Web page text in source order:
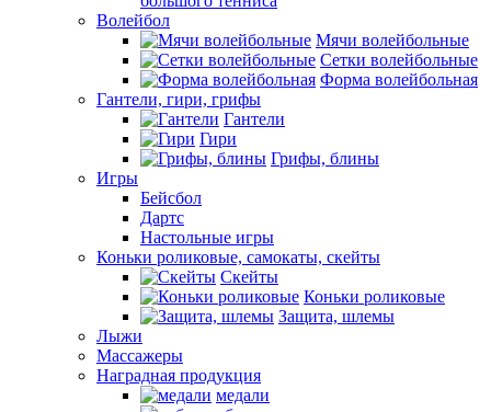
Волейбол
Мячи волейбольные
Сетки волейбольные
Форма волейбольная
Гантели, гири, грифы
Гантели
Гири
Грифы, блины
Игры
Бейсбол
Дартс
Настольные игры
Коньки роликовые, самокаты, скейты
Скейты
Коньки роликовые
Защита, шлемы
Лыжи
Массажеры
Наградная продукция
медали